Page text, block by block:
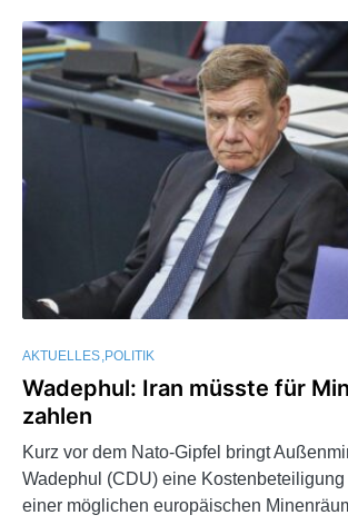
AKTUELLES POLITIK
Wadephul: Iran müsste für
zahlen
Kurz vor dem Nato-Gipfel bringt
Wadephul (CDU) eine Kostenbeteiligung
einer möglichen europäischen